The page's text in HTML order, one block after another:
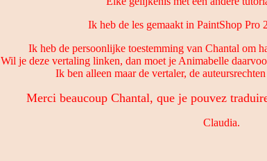
Ik heb de les gemaakt in PaintShop Pro
Ik heb de persoonlijke toestemming van Chantal om
Wil je deze vertaling linken, dan moet je Animabelle
Ik ben alleen maar de vertaler, de
Merci beaucoup Chantal, que je pouvez
Claudia.